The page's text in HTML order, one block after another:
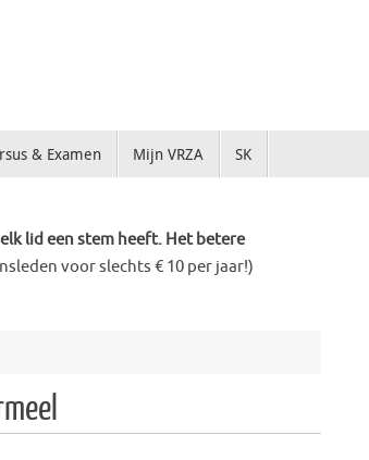
& Examen Mijn VRZA SK
lid een stem heeft. Het betere
voor slechts € 10 per jaar!)